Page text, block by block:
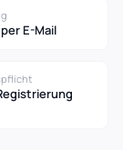
E-Mail